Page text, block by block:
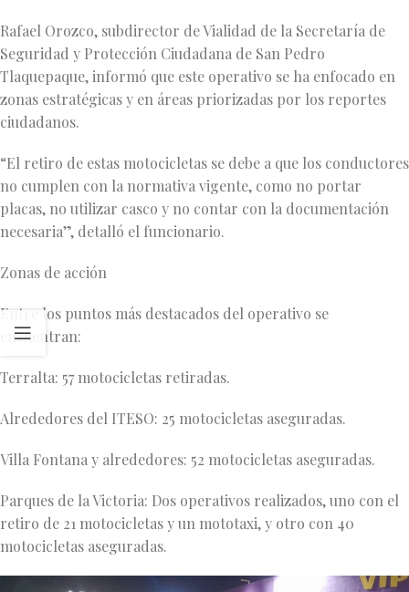
Rafael Orozco, subdirector de Vialidad de la Secretaría de
Seguridad y Protección Ciudadana de San Pedro
Tlaquepaque, informó que este operativo se ha enfocado en
zonas estratégicas y en áreas priorizadas por los reportes
ciudadanos.
“El retiro de estas motocicletas se debe a que los conductores
no cumplen con la normativa vigente, como no portar
placas, no utilizar casco y no contar con la documentación
necesaria”, detalló el funcionario.
Zonas de acción
Entre los puntos más destacados del operativo se
encuentran:
Terralta: 57 motocicletas retiradas.
Alrededores del ITESO: 25 motocicletas aseguradas.
Villa Fontana y alrededores: 52 motocicletas aseguradas.
Parques de la Victoria: Dos operativos realizados, uno con el
retiro de 21 motocicletas y un mototaxi, y otro con 40
motocicletas aseguradas.